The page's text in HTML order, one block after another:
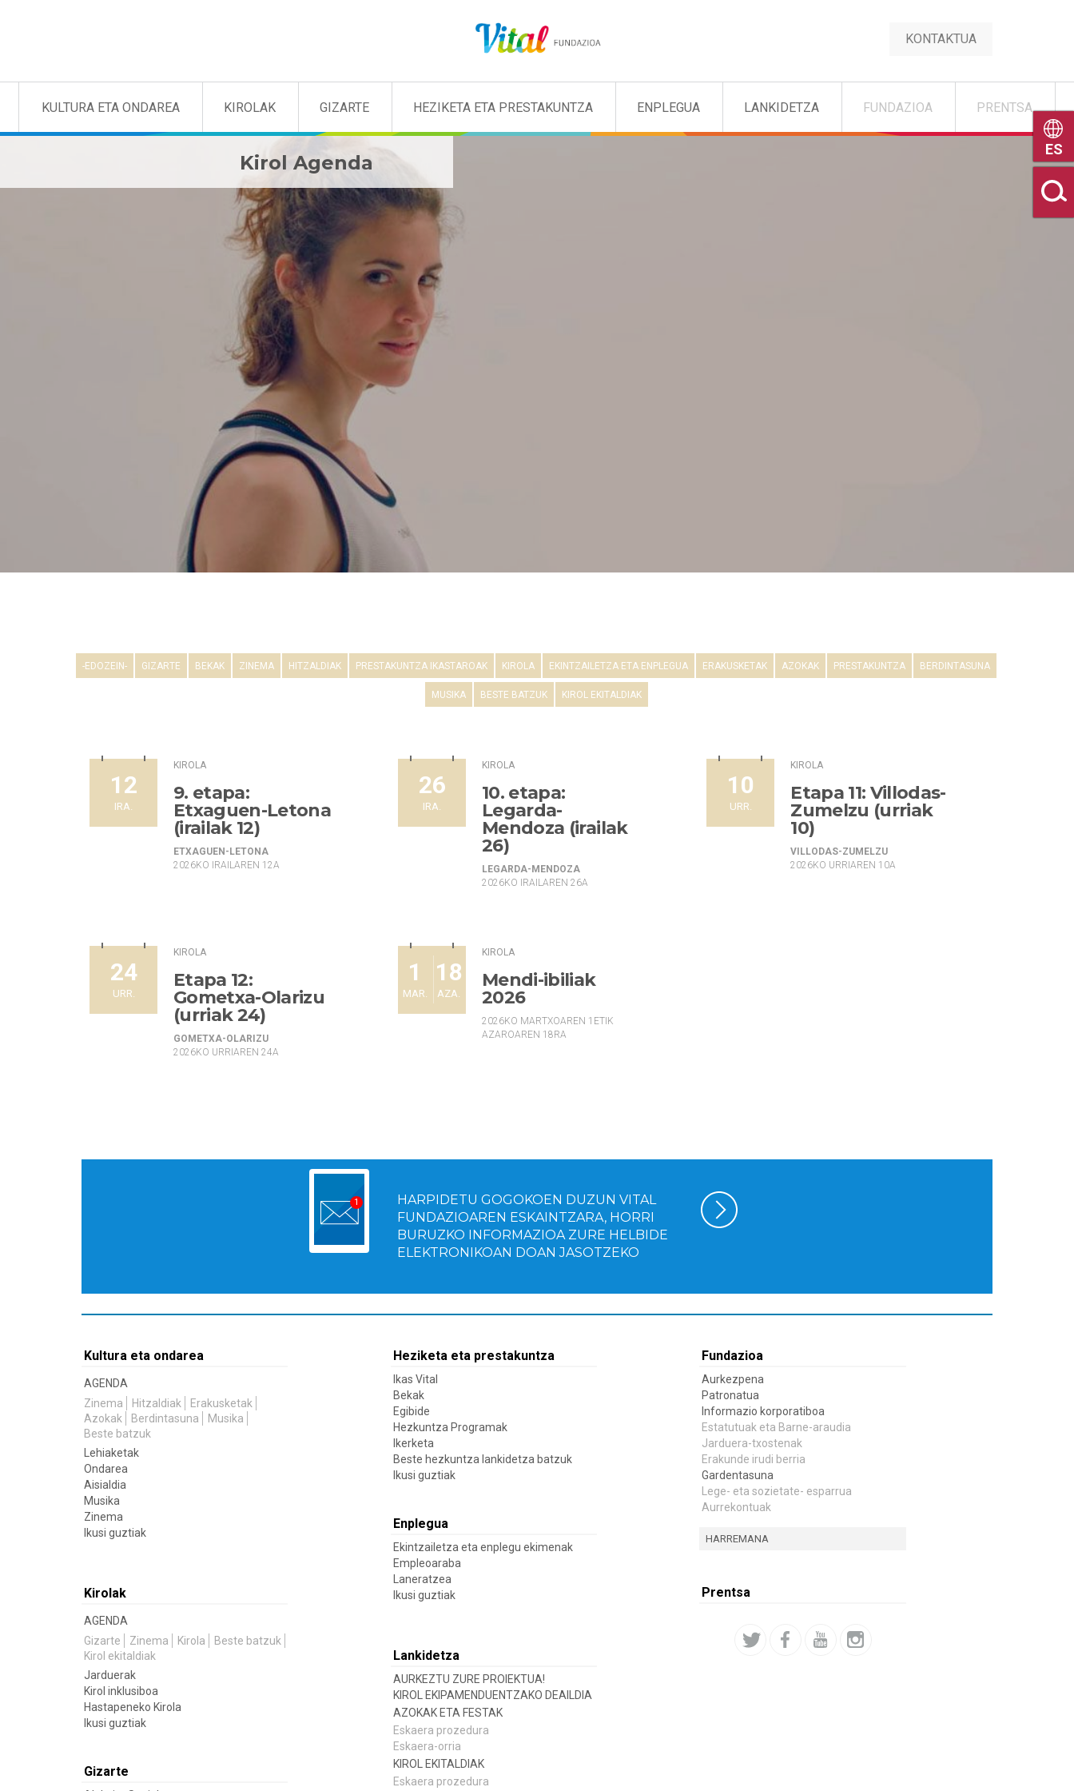
KONTAKTUA
KULTURA ETA ONDAREA KIROLAK GIZARTE HEZIKETA ETA PRESTAKUNTZA ENPLEGUA LANKIDETZA FUNDAZIOA PRENTSA
Kirol Agenda
-EDOZEIN- GIZARTE BEKAK ZINEMA HITZALDIAK PRESTAKUNTZA IKASTAROAK KIROLA EKINTZAILETZA ETA ENPLEGUA ERAKUSKETAK AZOKAK PRESTAKUNTZA BERDINTASUNA
MUSIKA BESTE BATZUK KIROL EKITALDIAK
12
IRA.
KIROLA
9. etapa:
Etxaguen-Letona
(irailak 12)
ETXAGUEN-LETONA
2026KO IRAILAREN 12A
26
IRA.
KIROLA
10. etapa:
Legarda-
Mendoza (irailak
26)
LEGARDA-MENDOZA
2026KO IRAILAREN 26A
10
URR.
KIROLA
Etapa 11: Villodas-
Zumelzu (urriak
10)
VILLODAS-ZUMELZU
2026KO URRIAREN 10A
24
URR.
KIROLA
Etapa 12:
Gometxa-Olarizu
(urriak 24)
GOMETXA-OLARIZU
2026KO URRIAREN 24A
1
MAR.
18
AZA.
KIROLA
Mendi-ibiliak
2026
2026KO MARTXOAREN 1ETIK
AZAROAREN 18RA
HARPIDETU GOGOKOEN DUZUN VITAL
FUNDAZIOAREN ESKAINTZARA, HORRI
BURUZKO INFORMAZIOA ZURE HELBIDE
ELEKTRONIKOAN DOAN JASOTZEKO
Kultura eta ondarea
AGENDA
Zinema
Hitzaldiak
Erakusketak
Azokak
Berdintasuna
Musika
Beste batzuk
Lehiaketak
Ondarea
Aisialdia
Musika
Zinema
Ikusi guztiak
Kirolak
AGENDA
Gizarte
Zinema Kirola
Beste batzuk
Kirol ekitaldiak
Jarduerak
Kirol inklusiboa
Hastapeneko Kirola
Ikusi guztiak
Gizarte
Heziketa eta prestakuntza
Ikas Vital
Bekak
Egibide
Hezkuntza Programak
Ikerketa
Beste hezkuntza lankidetza batzuk
Ikusi guztiak
Enplegua
Ekintzailetza eta enplegu ekimenak
Empleoaraba
Laneratzea
Ikusi guztiak
Lankidetza
AURKEZTU ZURE PROIEKTUA!
KIROL EKIPAMENDUENTZAKO DEAILDIA
AZOKAK ETA FESTAK
Eskaera prozedura
Eskaera-orria
KIROL EKITALDIAK
Eskaera prozedura
Fundazioa
Aurkezpena
Patronatua
Informazio korporatiboa
Estatutuak eta Barne-araudia
Jarduera-txostenak
Erakunde irudi berria
Gardentasuna
Lege- eta sozietate- esparrua
Aurrekontuak
HARREMANA
Prentsa